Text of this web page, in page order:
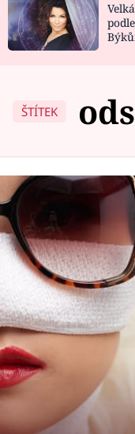
NOVINKY
VIDEORECEPTY
ŠTÍTEK